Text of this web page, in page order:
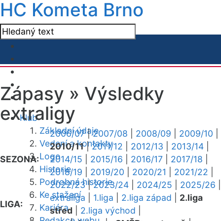
HC Kometa Brno
Klub
Základní údaje
Vedení a kontakty
Logo
Historie
Podrobná historie
Ke stažení
Kariéra
Zápasy » Výsledky
extraligy
SEZONA:
2006/07|2007/08 2008/09 2009/10
2010/11|2011/12 2012/13 2013/14
2014/15
2015/16 2016/17 2017/18
2018/19
2019/20 2020/21 2021/22
2022/23|2023/24 2024/25 2025/26
LIGA:
extraliga 1.liga 2.liga západ
2.liga
střed
2.liga východ